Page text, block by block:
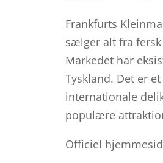
Frankfurts
sælger alt fra
Markedet har
Tyskland. Det er
internationale
populære
Officiel